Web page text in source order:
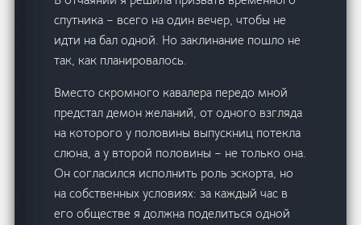
спутника – всего на один вечер, чтобы не
идти на бал одной. Но заклинание пошло не
так, как планировалось.
Вместо скромного кавалера передо мной
предстал демон желаний, от одного взгляда
на которого у половины выпускниц потекла
слюна, а у второй половины – не только она.
Он согласился исполнить роль эскорта, но
на собственных условиях: за каждый час в
его обществе я должна поделиться одной